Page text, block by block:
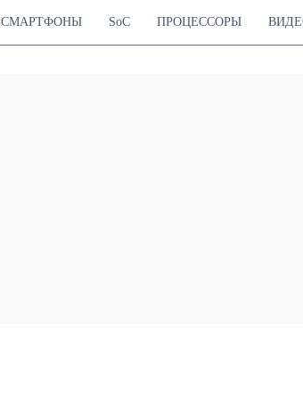
СМАРТФОНЫ SoC ПРОЦЕССОРЫ